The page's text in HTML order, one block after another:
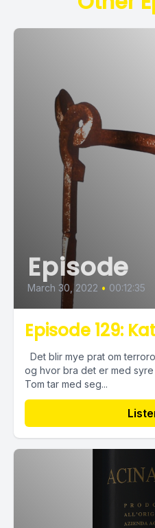
Episode
March 30, 2022 • 00:12:35
Episode 129:
Det blir mye prat om
og hvor bra det er med
Tom tar med seg...